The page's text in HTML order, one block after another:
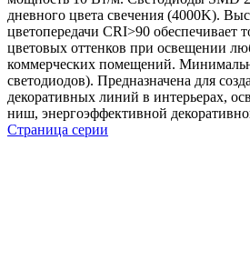
дневного цвета свечения (4000K).
цветопередачи CRI>90 обеспечивает
цветовых оттенков при освещении
коммерческих помещений.
светодиодов). Предназначена для
декоративных линий в интерьерах,
ниш, энергоэффективной
Страница серии